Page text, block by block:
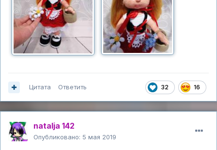
32 16
Цитата Ответить
natalja 142
Опубликовано: 5 мая 2019